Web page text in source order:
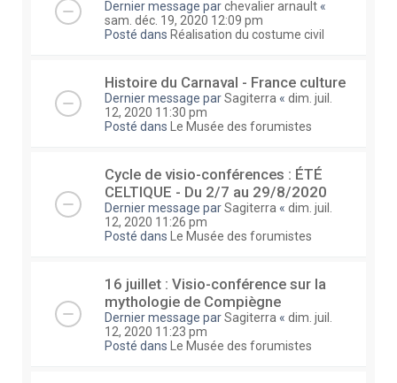
Dernier message parchevalier arnault «
sam. déc. 19, 2020 12:09 pm
Posté dans Réalisation du costume civil
Histoire du Carnaval - France culture
Dernier message parSagiterra « dim. juil.
12, 2020 11:30 pm
Posté dans
Le Musée des forumistes
Cycle de visio-conférences : ÉTÉ
CELTIQUE - Du 2/7 au 29/8/2020
Dernier message parSagiterra « dim. juil.
12, 2020 11:26 pm
Posté dans
Le Musée des forumistes
16 juillet : Visio-conférence sur la
mythologie de Compiègne
Dernier message parSagiterra « dim. juil.
12, 2020 11:23 pm
Posté dans
Le Musée des forumistes